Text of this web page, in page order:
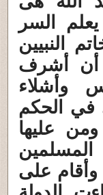
السر
النبيين
أن أشرف
وأشلاء
في الحكم
عليها
المسلمين
وأقام على